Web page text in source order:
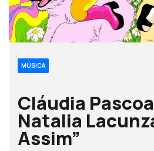
MÚSICA
Cláudia
Natalia
Assim”